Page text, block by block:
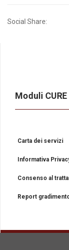
Social Share:
Moduli CURE
Carta dei servizi
Informativa
Consenso al
Report